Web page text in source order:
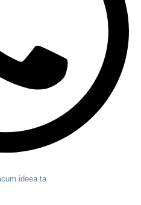
ideea ta